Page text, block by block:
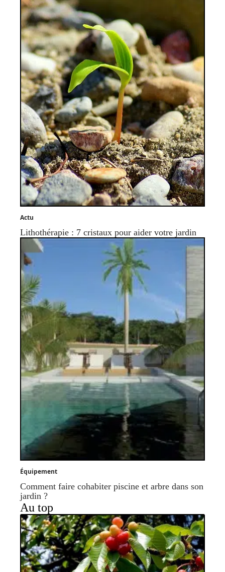
Actu
Lithothérapie : 7 cristaux pour aider votre jardin
Équipement
Comment faire cohabiter piscine et arbre dans son
jardin ?
Au top